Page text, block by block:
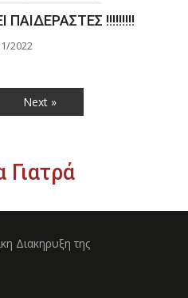
ΠΑΙΔΕΡΑΣΤΕΣ !!!!!!!!!
2022
Next »
Γιατρά
Διακηρυξη της